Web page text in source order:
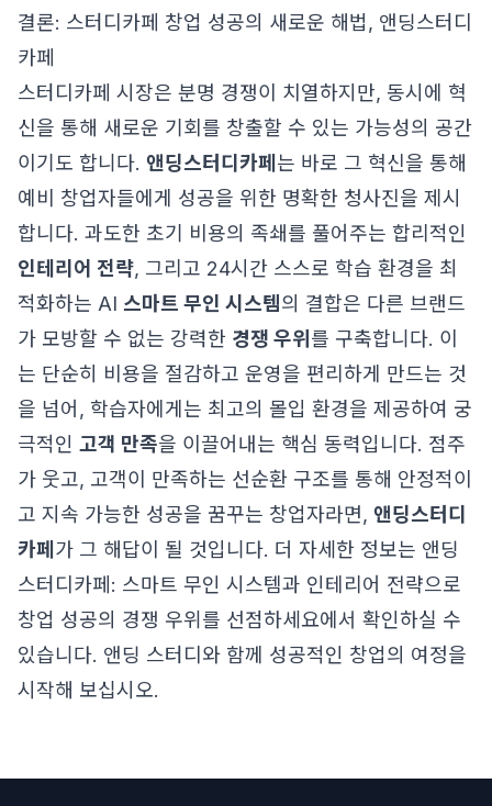
결론: 스터디카페 창업 성공의 새로운 해법, 앤딩스터디
카페
스터디카페 시장은 분명 경쟁이 치열하지만, 동시에 혁
신을 통해 새로운 기회를 창출할 수 있는 가능성의 공간
이기도 합니다. 앤딩스터디카페 는 바로 그 혁신을 통해
예비 창업자들에게 성공을 위한 명확한 청사진을 제시
합니다. 과도한 초기 비용의 족쇄를 풀어주는 합리적인
인테리어 전략, 그리고 24시간 스스로 학습 환경을 최
적화하는 AI 스마트 무인 시스템의 결합은 다른 브랜드
가 모방할 수 없는 강력한 경쟁 우위 를 구축합니다. 이
는 단순히 비용을 절감하고 운영을 편리하게 만드는 것
을 넘어, 학습자에게는 최고의 몰입 환경을 제공하여 궁
극적인 고객 만족을 이끌어내는 핵심 동력입니다. 점주
가 웃고, 고객이 만족하는 선순환 구조를 통해 안정적이
고 지속 가능한 성공을 꿈꾸는 창업자라면, 앤딩스터디
카페 가 그 해답이 될 것입니다. 더 자세한 정보는 앤딩
스터디카페: 스마트 무인 시스템과 인테리어 전략으로
창업 성공의 경쟁 우위를 선점하세요에서 확인하실 수
있습니다. 앤딩 스터디와 함께 성공적인 창업의 여정을
시작해 보십시오.